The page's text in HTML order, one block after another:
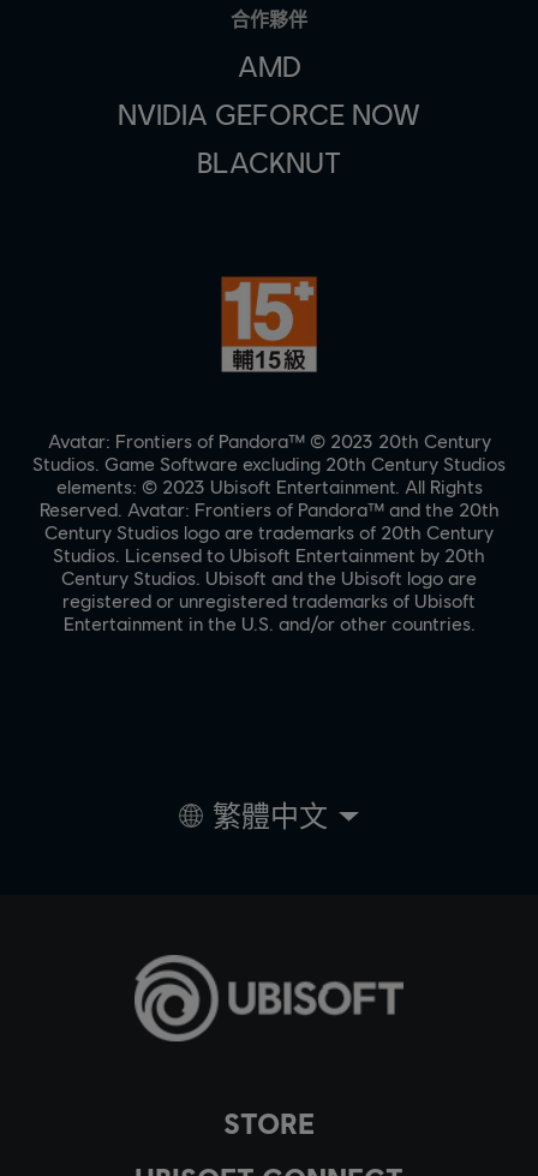
STORE
合作夥伴
AMD
NVIDIA GEFORCE NOW
BLACKNUT
Avatar: Frontiers of Pandora™ © 2023 20th Century
Studios. Game Software excluding 20th Century Studios
elements: © 2023 Ubisoft Entertainment. All Rights
Reserved. Avatar: Frontiers of Pandora™ and the 20th
Century Studios logo are trademarks of 20th Century
Studios. Licensed to Ubisoft Entertainment by 20th
Century Studios. Ubisoft and the Ubisoft logo are
registered or unregistered trademarks of Ubisoft
Entertainment in the U.S. and/or other countries.
繁體中文